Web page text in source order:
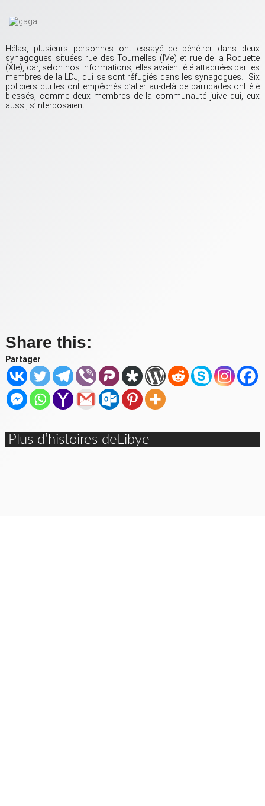
Hélas, plusieurs personnes ont essayé de pénétrer dans deux
synagogues situées rue des Tournelles (IVe) et rue de la Roquette
(XIe), car, selon nos informations, elles avaient été attaquées par les
membres de la LDJ, qui se sont réfugiés dans les synagogues. Six
policiers qui les ont empêchés d’aller au-delà de barricades ont été
blessés, comme deux membres de la communauté juive qui, eux
aussi, s’interposaient.
Share this:
Partager
Plus d’histoires deLibye